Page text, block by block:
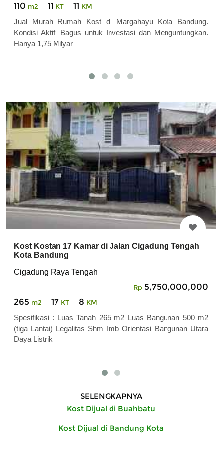
110 m2 11 KT 11 KM
Jual Murah Rumah Kost di Margahayu Kota Bandung.
Kondisi Aktif. Bagus untuk Investasi dan Menguntungkan.
Hanya 1,75 Milyar
Kost Kostan 17 Kamar di Jalan Cigadung Tengah
Kota Bandung
Cigadung Raya Tengah
Rp 5,750,000,000
265 m2 17 KT 8 KM
Spesifikasi : Luas Tanah 265 m2 Luas Bangunan 500 m2
(tiga Lantai) Legalitas Shm Imb Orientasi Bangunan Utara
Daya Listrik
SELENGKAPNYA
Kost Dijual di Buahbatu
Kost Dijual di Bandung Kota